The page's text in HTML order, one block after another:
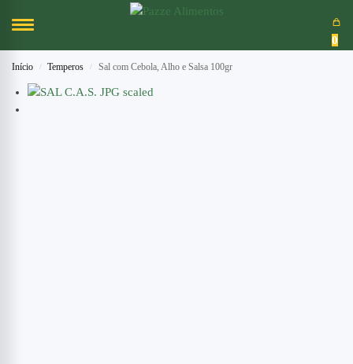
0
Início / Temperos / Sal com Cebola, Alho e Salsa 100gr